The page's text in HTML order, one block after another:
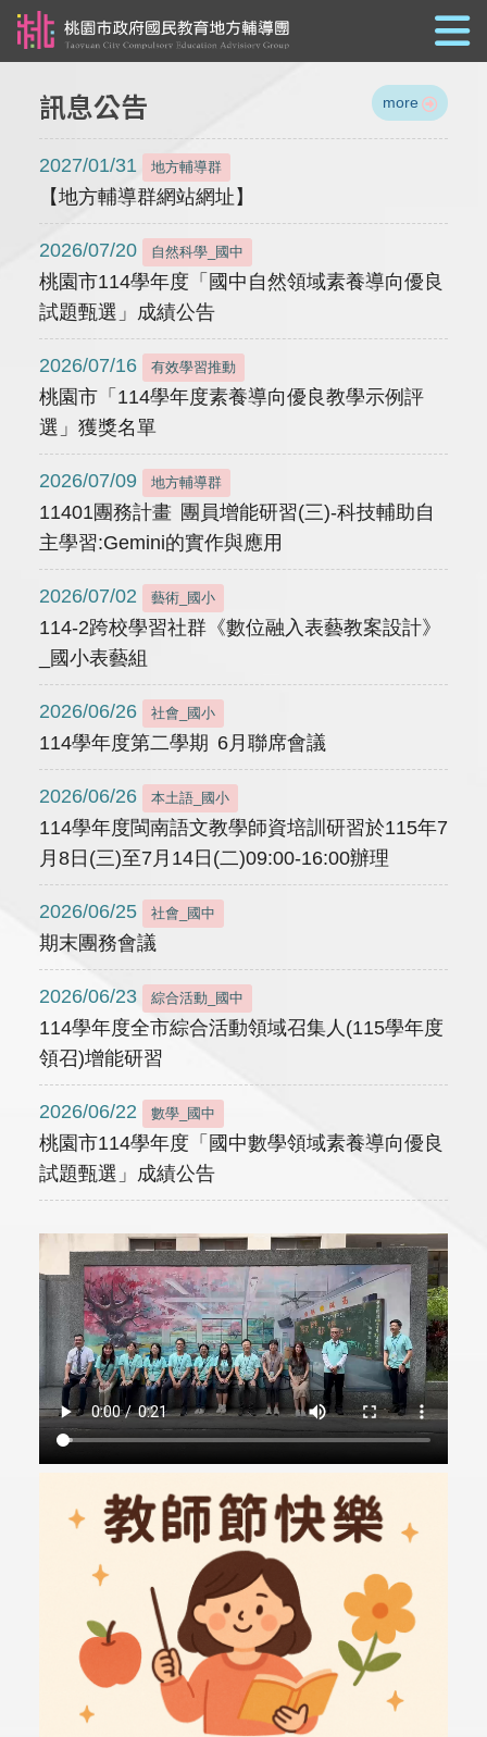
訊息公告 more
2027/01/31 地方輔導群
【地方輔導群網站網址】
2026/07/20 自然科學_國中
桃園市114學年度「國中自然領域素養導向優良
試題甄選」成績公告
2026/07/16 有效學習推動
桃園市「114學年度素養導向優良教學示例評
選」獲獎名單
2026/07/09 地方輔導群
11401團務計畫 團員增能研習(三)-科技輔助自
主學習:Gemini的實作與應用
2026/07/02 藝術_國小
114-2跨校學習社群《數位融入表藝教案設計》
_國小表藝組
2026/06/26 社會_國小
114學年度第二學期 6月聯席會議
2026/06/26 本土語_國小
114學年度閩南語文教學師資培訓研習於115年7
月8日(三)至7月14日(二)09:00-16:00辦理
2026/06/25 社會_國中
期末團務會議
2026/06/23 綜合活動_國中
114學年度全市綜合活動領域召集人(115學年度
領召)增能研習
2026/06/22 數學_國中
桃園市114學年度「國中數學領域素養導向優良
試題甄選」成績公告